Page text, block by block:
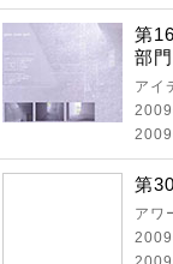
第
部門
アイ
2009
2009
第
アワ
2009